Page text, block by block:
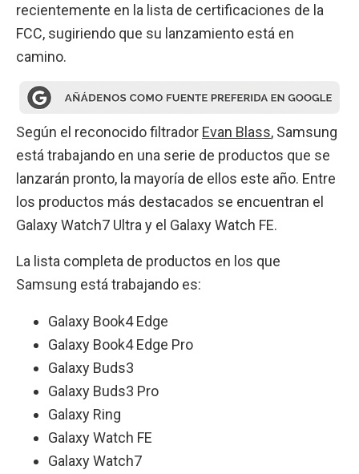
recientemente en la lista de certificaciones de la
FCC, sugiriendo que su lanzamiento está en
camino.
Según el reconocido filtrador Evan Blass, Samsung
está trabajando en una serie de productos que se
lanzarán pronto, la mayoría de ellos este año. Entre
los productos más destacados se encuentran el
Galaxy Watch7 Ultra y el Galaxy Watch FE.
La lista completa de productos en los que
Samsung está trabajando es:
Galaxy Book4 Edge
Galaxy Book4 Edge Pro
Galaxy Buds3
Galaxy Buds3 Pro
Galaxy Ring
Galaxy Watch FE
Galaxy Watch7